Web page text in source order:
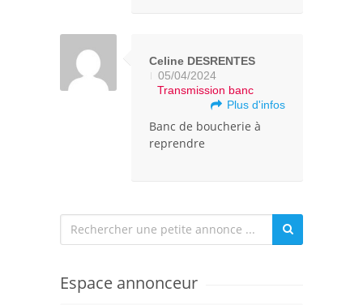
Celine DESRENTES
05/04/2024
Transmission banc
Plus d'infos
Banc de boucherie à
reprendre
Espace annonceur